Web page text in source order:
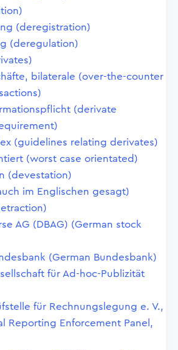
(deregistration)
(deregulation)
bilaterale (over-the-counter
(derivate
(guidelines relating derivates)
(worst case orientated)
(devestation)
im Englischen gesagt)
AG (DBAG) (German stock
(German Bundesbank)
für Ad-hoc-Publizität
für Rechnungslegung e. V.,
Reporting Enforcement Panel,